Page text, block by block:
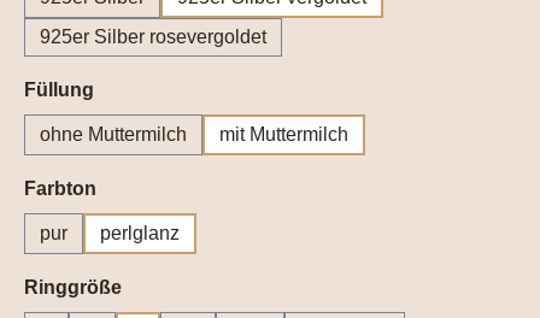
925er Silber rosevergoldet
Füllung
ohne Muttermilch mit Muttermilch
Farbton
pur perlglanz
Ringgrößeauswählen